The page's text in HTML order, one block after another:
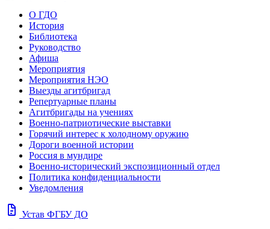
О ГДО
История
Библиотека
Руководство
Афиша
Мероприятия
Мероприятия НЭО
Выезды агитбригад
Репертуарные планы
Агитбригады на учениях
Военно-патриотические выставки
Горячий интерес к холодному оружию
Дороги военной истории
Россия в мундире
Военно-исторический экспозиционный отдел
Политика конфиденциальности
Уведомления
docs Устав ФГБУ ДО